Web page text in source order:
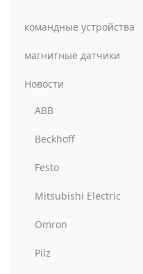
командные устройства
магнитные датчики
Новости
ABB
Beckhoff
Festo
Mitsubishi Electric
Omron
Pilz